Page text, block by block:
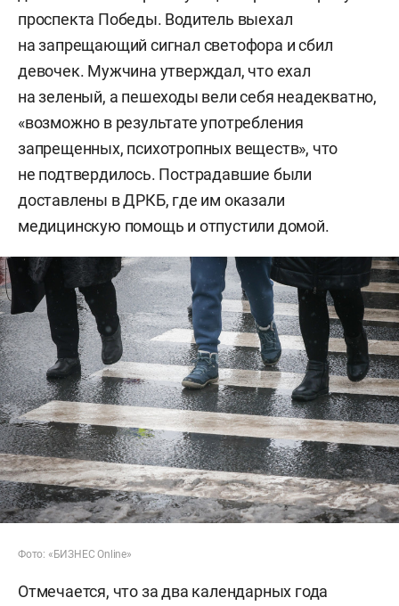
проспекта Победы. Водитель выехал
на запрещающий сигнал светофора и сбил
девочек. Мужчина утверждал, что ехал
на зеленый, а пешеходы вели себя неадекватно,
«возможно в результате употребления
запрещенных, психотропных веществ», что
не подтвердилось. Пострадавшие были
доставлены в ДРКБ, где им оказали
медицинскую помощь и отпустили домой.
Фото: «БИЗНЕС Online»
Отмечается, что за два календарных года